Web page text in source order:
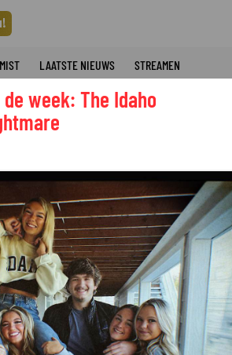
LAATSTE NIEUWS STREAMEN
week: The Idaho